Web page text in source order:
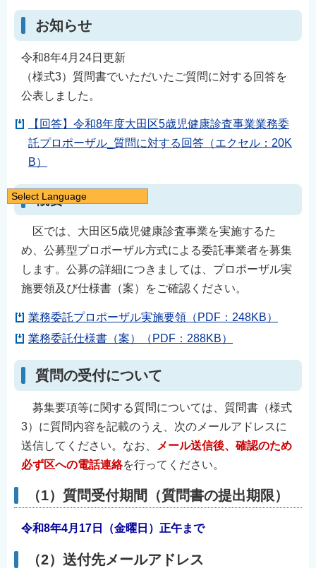
お知らせ
令和8年4月24日更新
（様式3）質問書でいただいたご質問に対する回答を
公表しました。
【回答】令和8年度大田区5歳児健康診査事業業務委
託プロポーザル_質問に対する回答（エクセル：20K
B）
概要
区では、大田区5歳児健康診査事業を実施するた
め、公募型プロポーザル方式による委託事業者を募集
します。公募の詳細につきましては、プロポーザル実
施要領及び仕様書（案）をご確認ください。
業務委託プロポーザル実施要領（PDF：248KB）
業務委託仕様書（案）（PDF：288KB）
質問の受付について
募集要項等に関する質問については、質問書（様式
3）に質問内容を記載のうえ、次のメールアドレスに
送信してください。なお、
メール送信後、確認のため
必ず区への電話連絡を行ってください。
（1）質問受付期間（質問書の提出期限）
令和8年4月17日（金曜日）正午まで
（2）送付先メールアドレス
Select Language
日本語
English
简体中文
繁體中文
नेपाली
Filipino